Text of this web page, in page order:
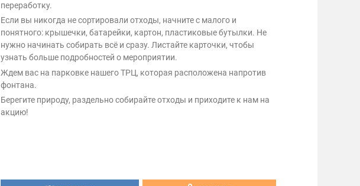
переработку.
Если вы никогда не сортировали отходы, начните с малого и
понятного: крышечки, батарейки, картон, пластиковые бутылки. Не
нужно начинать собирать всё и сразу. Листайте карточки, чтобы
узнать больше подробностей о мероприятии.
Ждем вас на парковке нашего ТРЦ, которая расположена напротив
фонтана.
Берегите природу, раздельно собирайте отходы и приходите к нам на
акцию!